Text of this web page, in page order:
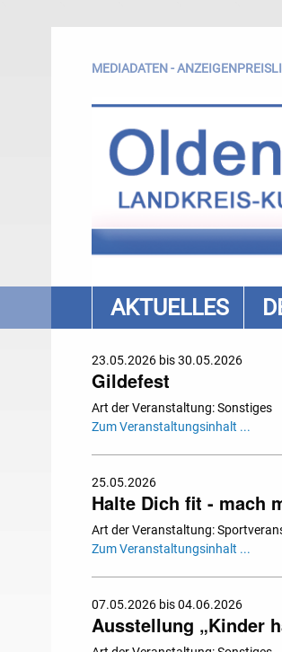
MEDIADATEN -
AKTUELLES
23.05.2026 bis 30.05.2026
Gildefest
Art der Veranstaltung: Sonstiges
Zum Veranstaltungsinhalt ...
25.05.2026
Halte Dich fit - mach
Art der Veranstaltung:
Zum Veranstaltungsinhalt ...
07.05.2026 bis 04.06.2026
Ausstellung „Kinder